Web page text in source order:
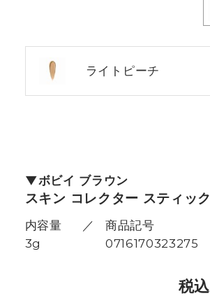
ライトピーチ
ボビイ ブラウン
スキン コレクター スティック
内容量
3g
商品記号
0716170323275
税込